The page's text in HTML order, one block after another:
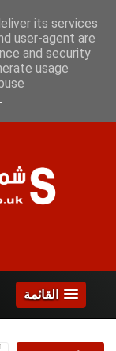
الصفحات
القائمة
its services
user-agent are
and security
usage